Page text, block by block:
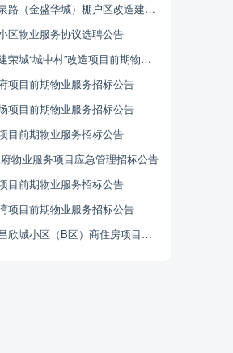
盛华城）棚户区改造建设项目 前期物业服务招标公告
区物业服务协议选聘公告
“城中村”改造项目前期物业服务招标公告
项目前期物业服务招标公告
项目前期物业服务招标公告
目前期物业服务招标公告
物业服务项目应急管理招标公告
目前期物业服务招标公告
项目前期物业服务招标公告
区（B区）商住房项目前期物业服务招标公告